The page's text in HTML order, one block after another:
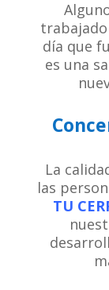
día que
es una
La
las
TU